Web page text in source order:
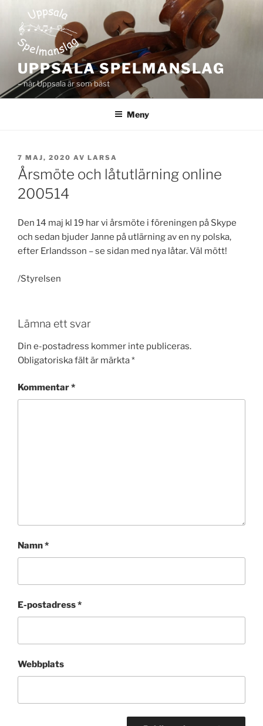
innehåll
UPPSALA SPELMANSLAG
– när Uppsala är som bäst
Meny
PUBLICERAT
7 MAJ, 2020 AV LARSA
Årsmöte och låtutlärning online
200514
Den 14 maj kl 19 har vi årsmöte i föreningen på Skype
och sedan bjuder Janne på utlärning av en ny polska,
efter Erlandsson – se sidan med nya låtar. Väl mött!
/Styrelsen
Lämna ett svar
Din e-postadress kommer inte publiceras.
Obligatoriska fält är märkta*
Kommentar*
Namn*
E-postadress*
Webbplats